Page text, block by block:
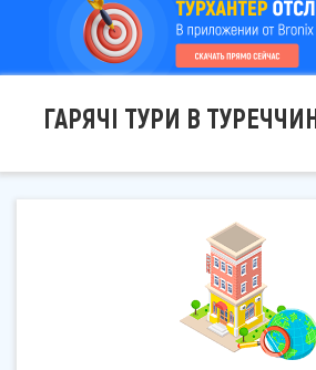
ГАРЯЧІ ТУРИ В